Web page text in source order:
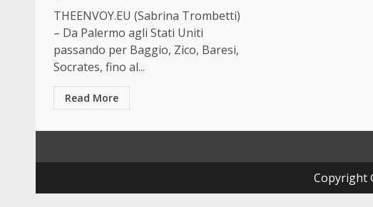
THEENVOY.EU (Sabrina Trombetti)
– Da Palermo agli Stati Uniti
passando per Baggio, Zico, Baresi,
Socrates, fino al...
Read More
Copyright